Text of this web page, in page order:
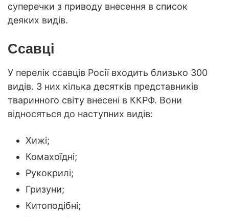
суперечки з приводу внесення в список
деяких видів.
Ссавці
У перелік ссавців Росії входить близько 300
видів. З них кілька десятків представників
тваринного світу внесені в ККРФ. Вони
відносяться до наступних видів:
Хижі;
Комахоїдні;
Рукокрилі;
Гризуни;
Китоподібні;